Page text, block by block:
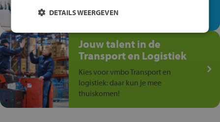
anders is!
Jouw talent in de
Transport en Logistiek
Kies voor vmbo Transport en
logistiek: daar kun je mee
thuiskomen!
DETAILS WEERGEVEN